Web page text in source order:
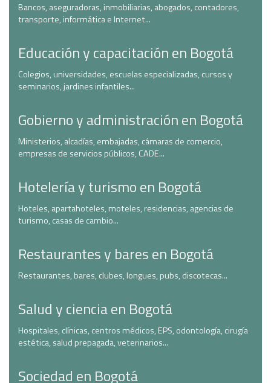
Bancos, aseguradoras, inmobiliarias, abogados, contadores,
transporte, informática e Internet...
Educación y capacitación en Bogotá
Colegios, universidades, escuelas especializadas, cursos y
seminarios, jardines infantiles...
Gobierno y administración en Bogotá
Ministerios, alcadías, embajadas, cámaras de comercio,
empresas de servicios públicos, CADE...
Hotelería y turismo en Bogotá
Hoteles, apartahoteles, moteles, residencias, agencias de
turismo, casas de cambio...
Restaurantes y bares en Bogotá
Restaurantes, bares, clubes, longues, pubs, discotecas...
Salud y ciencia en Bogotá
Hospitales, clínicas, centros médicos, EPS, odontología, cirugía
estética, salud prepagada, veterinarios...
Sociedad en Bogotá